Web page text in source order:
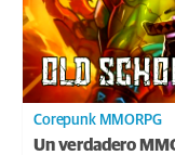
Corepunk MMORPG
Un verdadero